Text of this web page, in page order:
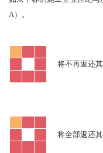
A）。
将不再返还
将全部返还